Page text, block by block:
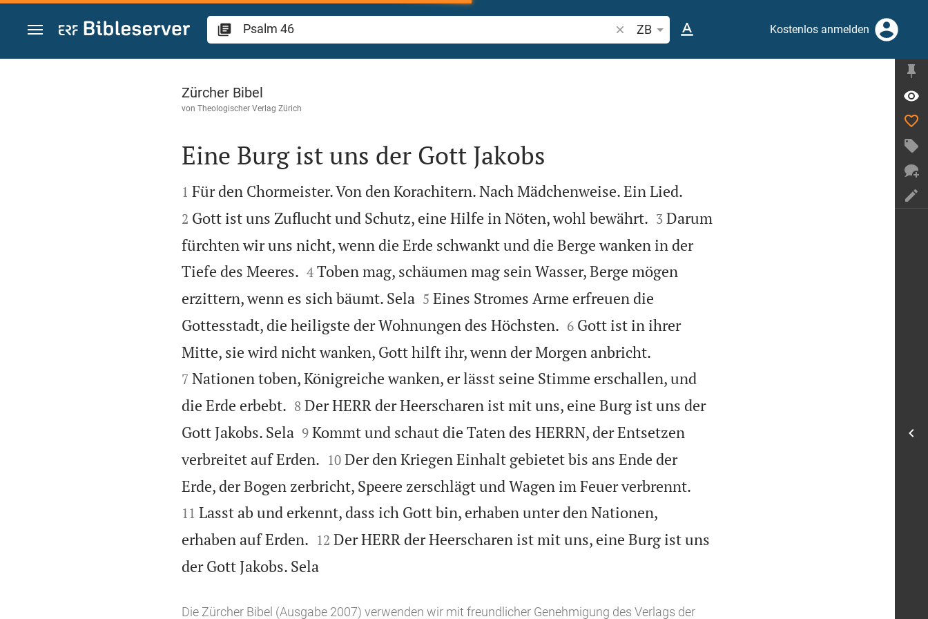
Zum Inhalt springen
Bibelstelle oder Begriff suchen
ZB Kostenlos anmelden
Psalm 46
Zürcher Bibel
von Theologischer Verlag Zürich

Eine Burg ist uns der Gott Jakobs

1 Für den Chormeister. Von den Korachitern. Nach Mädchenweise. Ein Lied.
2 Gott ist uns Zuflucht und Schutz, eine Hilfe in Nöten, wohl bewährt.
3 Darum
fürchten wir uns nicht, wenn die Erde schwankt und die Berge wanken in der
Tiefe des Meeres.
4 Toben mag, schäumen mag sein Wasser, Berge mögen
erzittern, wenn es sich bäumt. Sela
5 Eines Stromes Arme erfreuen die
Gottesstadt, die heiligste der Wohnungen des Höchsten.
6 Gott ist in ihrer
Mitte, sie wird nicht wanken, Gott hilft ihr, wenn der Morgen anbricht.
7 Nationen toben, Königreiche wanken, er lässt seine Stimme erschallen, und
die Erde erbebt.
8 Der HERR der Heerscharen ist mit uns, eine Burg ist uns der
Gott Jakobs. Sela
9 Kommt und schaut die Taten des HERRN, der Entsetzen
verbreitet auf Erden.
10 Der den Kriegen Einhalt gebietet bis ans Ende der
Erde, der Bogen zerbricht, Speere zerschlägt und Wagen im Feuer verbrennt.
11 Lasst ab und erkennt, dass ich Gott bin, erhaben unter den Nationen,
erhaben auf Erden.
12 Der HERR der Heerscharen ist mit uns, eine Burg ist uns
der Gott Jakobs. Sela
Die Zürcher Bibel (Ausgabe 2007) verwenden wir mit freundlicher Genehmigung des Verlags der